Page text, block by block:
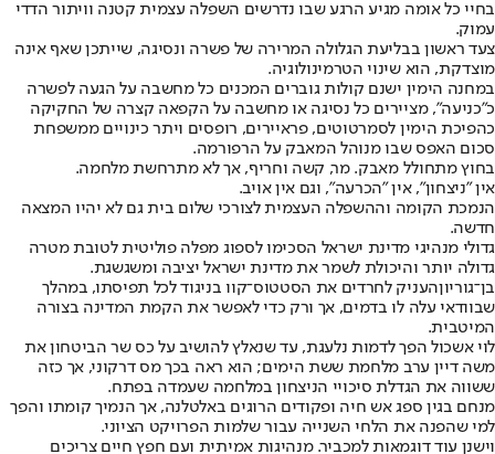
בחיי כל אומה מגיע הרגע שבו נדרשים השפלה עצמית קטנה וויתור הדדי
עמוק.
צעד ראשון בבליעת הגלולה המרירה של פשרה ונסיגה, שייתכן שאף אינה
מוצדקת, הוא שינוי הטרמינולוגיה.
במחנה הימין ישנם קולות גוברים המכנים כל מחשבה על הגעה לפשרה
כ"כניעה", מציירים כל נסיגה או מחשבה על הקפאה קצרה של החקיקה
כהפיכת הימין לסמרטוטים, פראיירים, רופסים ויתר כינויים ממשפחת
סכום האפס שבו מנוהל המאבק על הרפורמה.
בחוץ מתחולל מאבק. מר, קשה וחריף, אך לא מתרחשת מלחמה.
אין "ניצחון", אין "הכרעה", וגם אין אויב.
הנמכת הקומה וההשפלה העצמית לצורכי שלום בית גם לא יהיו המצאה
חדשה.
גדולי מנהיגי מדינת ישראל הסכימו לספוג מפלה פוליטית לטובת מטרה
גדולה יותר והיכולת לשמר את מדינת ישראל יציבה ומשגשגת.
בן־גוריוןהעניק לחרדים את הסטטוס־קוו בניגוד לכל תפיסתו, במהלך
שבוודאי עלה לו בדמים, אך ורק כדי לאפשר את הקמת המדינה בצורה
המיטבית.
לוי אשכול הפך לדמות נלעגת, עד שנאלץ להושיב על כס שר הביטחון את
משה דיין ערב מלחמת ששת הימים; הוא ראה בכך מס דרקוני, אך כזה
ששווה את הגדלת סיכויי הניצחון במלחמה שעמדה בפתח.
מנחם בגין ספג אש חיה ופקודים הרוגים באלטלנה, אך הנמיך קומתו והפך
למי שהפנה את הלחי השנייה עבור שלמות הפרויקט הציוני.
וישנן עוד דוגמאות למכביר. מנהיגות אמיתית ועם חפץ חיים צריכים